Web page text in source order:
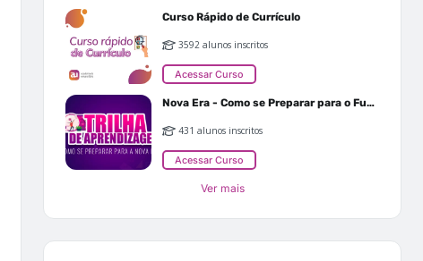
Curso Rápido de Currículo
3592 alunos inscritos
Acessar Curso
Nova Era - Como se Preparar para o Futuro
431 alunos inscritos
Acessar Curso
Ver mais